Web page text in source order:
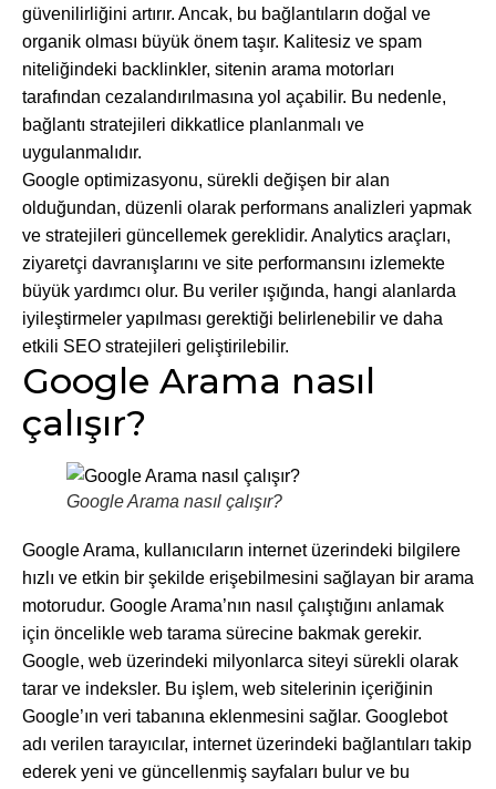
güvenilirliğini artırır. Ancak, bu bağlantıların doğal ve
organik olması büyük önem taşır. Kalitesiz ve spam
niteliğindeki backlinkler, sitenin arama motorları
tarafından cezalandırılmasına yol açabilir. Bu nedenle,
bağlantı stratejileri dikkatlice planlanmalı ve
uygulanmalıdır.
Google optimizasyonu, sürekli değişen bir alan
olduğundan, düzenli olarak performans analizleri yapmak
ve stratejileri güncellemek gereklidir. Analytics araçları,
ziyaretçi davranışlarını ve site performansını izlemekte
büyük yardımcı olur. Bu veriler ışığında, hangi alanlarda
iyileştirmeler yapılması gerektiği belirlenebilir ve daha
etkili SEO stratejileri geliştirilebilir.
Google Arama nasıl
çalışır?
Google Arama nasıl çalışır?
Google Arama, kullanıcıların internet üzerindeki bilgilere
hızlı ve etkin bir şekilde erişebilmesini sağlayan bir arama
motorudur. Google Arama’nın nasıl çalıştığını anlamak
için öncelikle web tarama sürecine bakmak gerekir.
Google, web üzerindeki milyonlarca siteyi sürekli olarak
tarar ve indeksler. Bu işlem, web sitelerinin içeriğinin
Google’ın veri tabanına eklenmesini sağlar. Googlebot
adı verilen tarayıcılar, internet üzerindeki bağlantıları takip
ederek yeni ve güncellenmiş sayfaları bulur ve bu